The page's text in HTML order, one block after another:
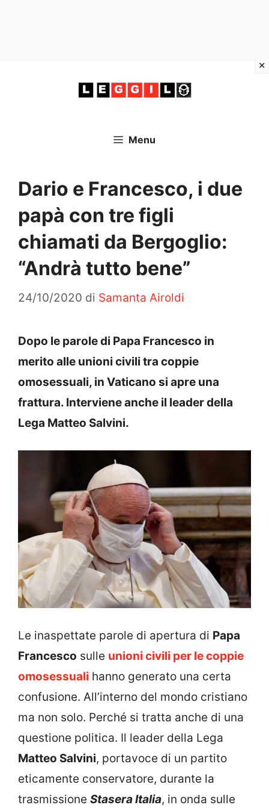
Menu
Dario e Francesco, i due
papà con tre figli
chiamati da Bergoglio:
“Andrà tutto bene”
24/10/2020 di Samanta Airoldi
Dopo le parole di Papa Francesco in
merito alle unioni civili tra coppie
omosessuali, in Vaticano si apre una
frattura. Interviene anche il leader della
Lega Matteo Salvini.
Le inaspettate parole di apertura di Papa
Francesco sulle unioni civili per le coppie
omosessuali hanno generato una certa
confusione. All’interno del mondo cristiano
ma non solo. Perché si tratta anche di una
questione politica. Il leader della Lega
Matteo Salvini, portavoce di un partito
eticamente conservatore, durante la
trasmissione Stasera Italia, in onda sulle